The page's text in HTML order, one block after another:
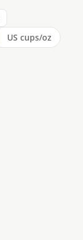
US cups/oz